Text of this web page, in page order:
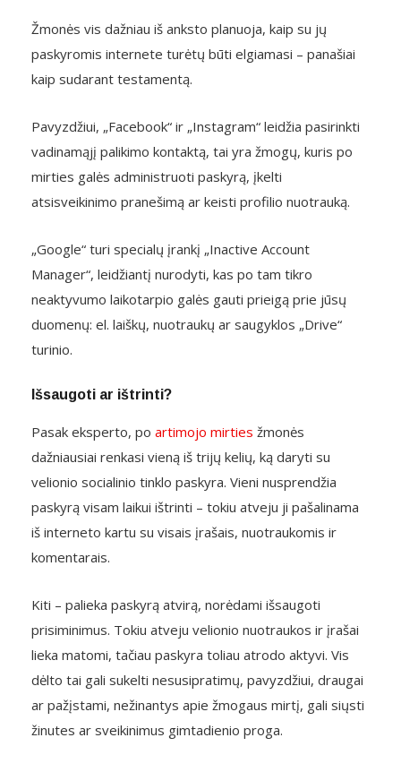
Žmonės vis dažniau iš anksto planuoja, kaip su jų
paskyromis internete turėtų būti elgiamasi – panašiai
kaip sudarant testamentą.
Pavyzdžiui, „Facebook“ ir „Instagram“ leidžia pasirinkti
vadinamąjį palikimo kontaktą, tai yra žmogų, kuris po
mirties galės administruoti paskyrą, įkelti
atsisveikinimo pranešimą ar keisti profilio nuotrauką.
„Google“ turi specialų įrankį „Inactive Account
Manager“, leidžiantį nurodyti, kas po tam tikro
neaktyvumo laikotarpio galės gauti prieigą prie jūsų
duomenų: el. laiškų, nuotraukų ar saugyklos „Drive“
turinio.
Išsaugoti ar ištrinti?
Pasak eksperto, po artimojo mirties žmonės
dažniausiai renkasi vieną iš trijų kelių, ką daryti su
velionio socialinio tinklo paskyra. Vieni nusprendžia
paskyrą visam laikui ištrinti – tokiu atveju ji pašalinama
iš interneto kartu su visais įrašais, nuotraukomis ir
komentarais.
Kiti – palieka paskyrą atvirą, norėdami išsaugoti
prisiminimus. Tokiu atveju velionio nuotraukos ir įrašai
lieka matomi, tačiau paskyra toliau atrodo aktyvi. Vis
dėlto tai gali sukelti nesusipratimų, pavyzdžiui, draugai
ar pažįstami, nežinantys apie žmogaus mirtį, gali siųsti
žinutes ar sveikinimus gimtadienio proga.